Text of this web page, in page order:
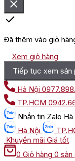
Đã thêm vào giỏ
Xem giỏ hàng
Tiếp tục xem sản
Hà Nội
TP.HCM
Nhắn tin Zalo
Hà Nội
Khuyến mãi Giá tốt
0 Giỏ hàng 0 sản